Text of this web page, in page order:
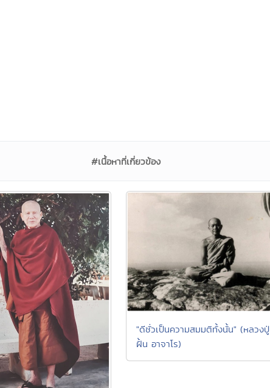
#เนื้อหาที่เกี่ยวข้อง
"ดีชั่วเป็นความสมมติทั้งนั้น" (หลวงปู่
ฝั้น อาจาโร)